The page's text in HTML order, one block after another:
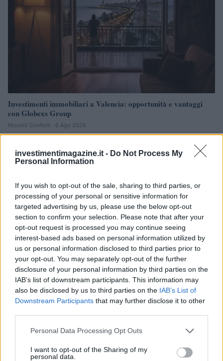
investimentimagazine.it - Do Not Process My
Personal Information
If you wish to opt-out of the sale, sharing to third parties, or
processing of your personal or sensitive information for
targeted advertising by us, please use the below opt-out
section to confirm your selection. Please note that after your
opt-out request is processed you may continue seeing
interest-based ads based on personal information utilized by
us or personal information disclosed to third parties prior to
your opt-out. You may separately opt-out of the further
disclosure of your personal information by third parties on the
IAB’s list of downstream participants. This information may
also be disclosed by us to third parties on the IAB’s List of
Downstream Participants that may further disclose it to other
Please note that this website/app uses one or more Google
not limited to your visit or usage behaviour. You may click to
Personal Data Processing Opt Outs
I want to opt-out of the Sharing of my
personal data.
Investimenti immobiliari a Valencia: opportunità e vantaggi
con Globexs Group
Niccolò Conforti · 6 Ago 2026
Come i Pir e i Sia possono rivoluzionare il mercato dei capitali
europeo
INVESTIMENTI